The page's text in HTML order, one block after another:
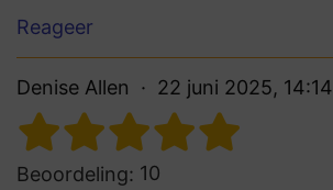
Reageer
Denise Allen 22 juni 2025, 14:14
Beoordeling: 10